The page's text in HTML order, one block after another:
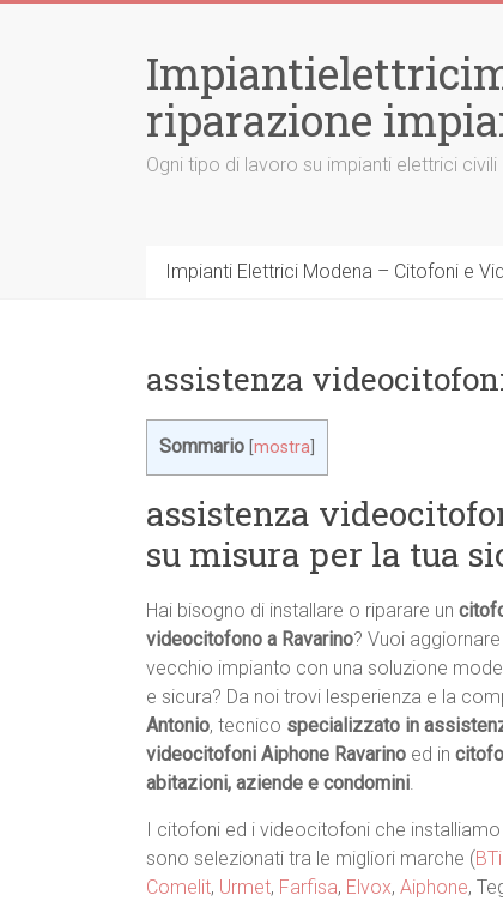
riparazione
Ogni tipo di lavoro su impianti elettrici
Impianti Elettrici Modena – Citofoni e
assistenza
Sommario mostra
assistenza
su misura per la tua
Hai bisogno di installare o riparare un
videocitofono a Ravarino? Vuoi
vecchio impianto con una soluzione
e sicura? Da noi trovi lesperienza e la
Antonio, tecnico specializzato in
videocitofoni Aiphone Ravarino ed in
abitazioni, aziende e condomini.
I citofoni ed i videocitofoni che
sono selezionati tra le migliori marche (
Comelit, Urmet, Farfisa, Elvox, Aiphone,